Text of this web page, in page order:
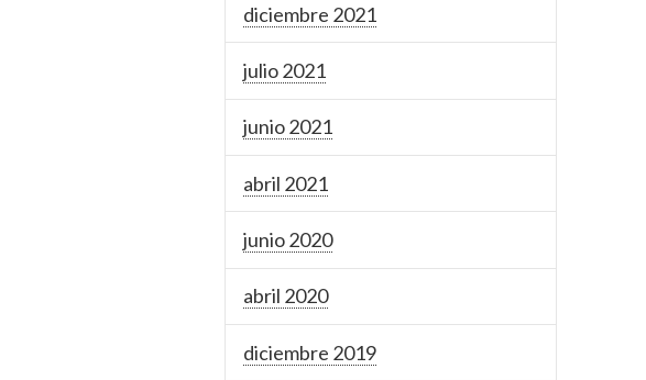
diciembre 2021
julio 2021
junio 2021
abril 2021
junio 2020
abril 2020
diciembre 2019